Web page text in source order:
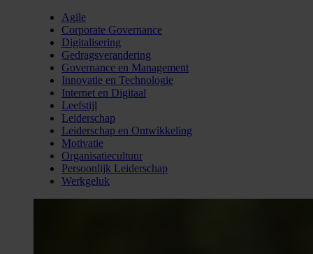
Agile
Corporate Governance
Digitalisering
Gedragsverandering
Governance en Management
Innovatie en Technologie
Internet en Digitaal
Leefstijl
Leiderschap
Leiderschap en Ontwikkeling
Motivatie
Organisatiecultuur
Persoonlijk Leiderschap
Werkgeluk